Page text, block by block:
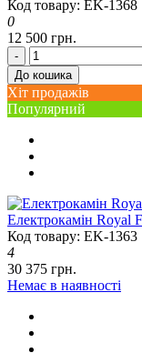
Код товару: EK-1368
0
12 500 грн.
-
До кошика
Хіт продажів
Популярний
Електрокамін Royal
Код товару: EK-1363
4
30 375 грн.
Немає в наявності